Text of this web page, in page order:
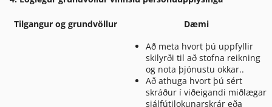
Tilgangur og grundvöllur Dæmi
Að meta hvort þú uppfyllir
skilyrði til að stofna reikning
og nota þjónustu okkar..
Að athuga hvort þú sért
skráður í viðeigandi miðlægar
sjálfútilokunarskrár eða